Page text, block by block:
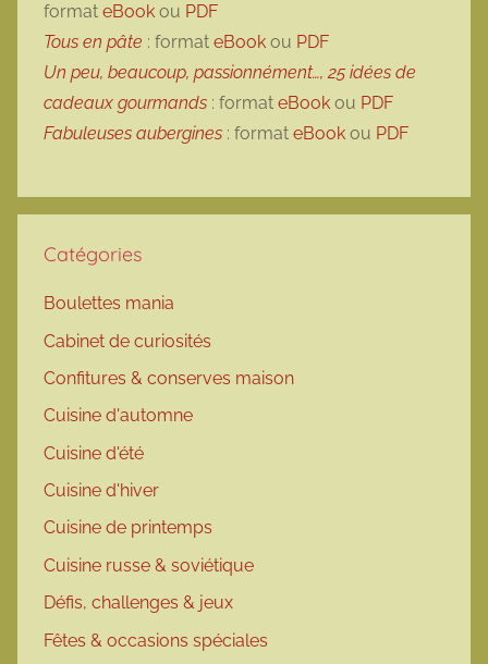
format eBook ou PDF
Tous en pâte : format eBook ou PDF
Un peu, beaucoup, passionnément…, 25 idées de
cadeaux gourmands : format eBook ou PDF
Fabuleuses aubergines : format eBook ou PDF
Catégories
Boulettes mania
Cabinet de curiosités
Confitures & conserves maison
Cuisine d'automne
Cuisine d'été
Cuisine d'hiver
Cuisine de printemps
Cuisine russe & soviétique
Défis, challenges & jeux
Fêtes & occasions spéciales